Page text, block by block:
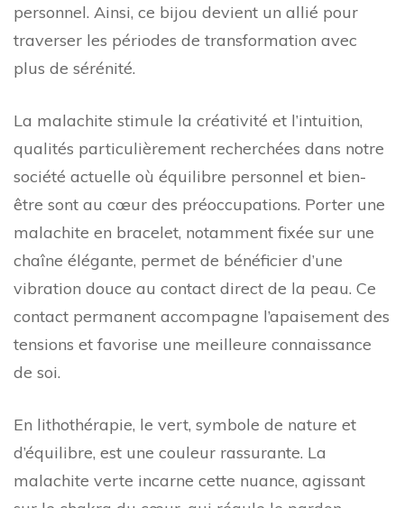
personnel. Ainsi, ce bijou devient un allié pour
traverser les périodes de transformation avec
plus de sérénité.
La malachite stimule la créativité et l’intuition,
qualités particulièrement recherchées dans notre
société actuelle où équilibre personnel et bien-
être sont au cœur des préoccupations. Porter une
malachite en bracelet, notamment fixée sur une
chaîne élégante, permet de bénéficier d’une
vibration douce au contact direct de la peau. Ce
contact permanent accompagne l’apaisement des
tensions et favorise une meilleure connaissance
de soi.
En lithothérapie, le vert, symbole de nature et
d’équilibre, est une couleur rassurante. La
malachite verte incarne cette nuance, agissant